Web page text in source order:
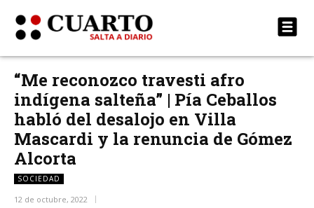
“Me reconozco travesti afro
indígena salteña” | Pía Ceballos
habló del desalojo en Villa
Mascardi y la renuncia de Gómez
Alcorta
SOCIEDAD
12 de octubre, 2022